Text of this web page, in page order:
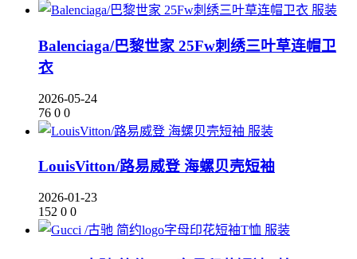
服装
Balenciaga/巴黎世家 25Fw刺绣三叶草连帽卫
衣
2026-05-24
76 0 0
服装
LouisVitton/路易威登 海螺贝壳短袖
2026-01-23
152 0 0
服装